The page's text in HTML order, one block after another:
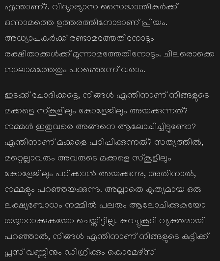
എന്താണ്?. വിദ്യാഭ്യാസ സൈദ്ധാന്തികര്‍ക്ക്
ഒന്നാമത്തെ ഉത്തരത്തിനോടാണ് പ്രിയം.
അധ്യാപകര്‍ക്ക് രണ്ടാമത്തേതിനോടും
രക്ഷിതാക്കള്‍ക്ക് മൂന്നാമത്തേതിനോടും. ചിലരൊക്കെ
നാലാമത്തേതും പറഞ്ഞെന്ന് വരാം.
ഇടക്ക് ചോദിക്കട്ടെ, നിങ്ങള്‍ എന്തിനാണ് നിങ്ങളുടെ
മക്കളെ സ്കൂളിലും കോളേജിലും അയക്കുന്നത്?
നമ്മള്‍ ഇതുവരെ അങ്ങനെ ആലോചിച്ചിട്ടുണ്ടോ?
എന്തിനാണ് മക്കളെ പഠിപ്പിക്കുന്നത്? സത്യത്തില്‍,
മറ്റെല്ലാവരും അവരുടെ മക്കളെ സ്കൂളിലും
കോളേജിലും പഠിക്കാന്‍ അയക്കുന്നു, അതിനാല്‍,
നമ്മളും പറഞ്ഞയക്കുന്നു. അല്ലാതെ കൃത്യമായ ഒരു
ലക്ഷ്യബോധം നമ്മില്‍ പലരും ആലോചിക്കുകയോ
തയ്യാറാക്കുകയോ ചെയ്തിട്ടില്ല. കുറച്ചുകൂടി വ്യക്തമായി
പറഞ്ഞാല്‍, നിങ്ങള്‍ എന്തിനാണ് നിങ്ങളുടെ കുട്ടിക്ക്
പ്ലസ് വണ്ണിനും ഡിഗ്രിക്കും കൊമേഴ്സ്